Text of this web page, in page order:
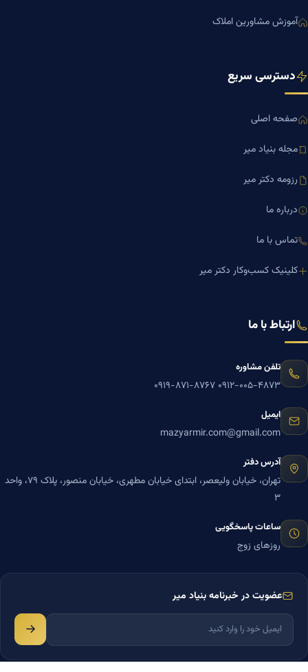
آموزش مشاورین املاک
دسترسی سریع
صفحه اصلی
مجله بنیاد میر
رزومه دکتر میر
درباره ما
تماس با ما
کلینیک کسب‌وکار دکتر میر
ارتباط با ما
تلفن مشاوره
۰۹۱۲-۰۰۵-۴۸۷۳ ۰۹۱۹-۸۷۱-۸۷۶۷
ایمیل
mazyarmir.com@gmail.com
آدرس دفتر
تهران، خیابان ولیعصر، ابتدای خیابان مطهری، خیابان منصور، پلاک ۷۹، واحد
۳
ساعات پاسخگویی
روزهای زوج
عضویت در خبرنامه بنیاد میر